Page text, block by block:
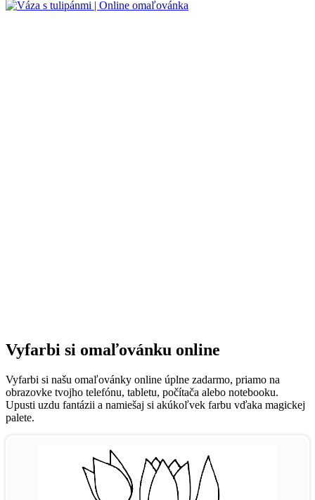
Vyfarbi si omaľovánku online
Vyfarbi si našu omaľovánky online úplne zadarmo, priamo na
obrazovke tvojho telefónu, tabletu, počítača alebo notebooku.
Upusti uzdu fantázii a namiešaj si akúkoľvek farbu vďaka magickej
palete.